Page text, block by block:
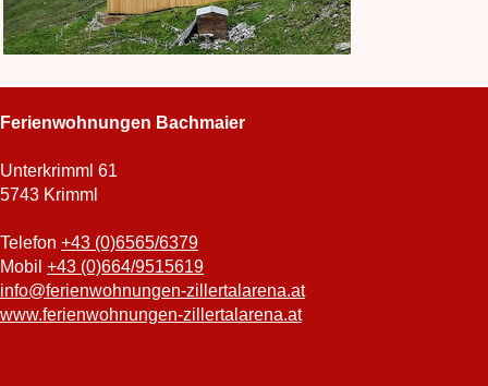
Ferienwohnungen Bachmaier
Unterkrimml 61
5743 Krimml
Telefon +43 (0)6565/6379
Mobil +43 (0)664/9515619
info@ferienwohnungen-zillertalarena.at
www.ferienwohnungen-zillertalarena.at